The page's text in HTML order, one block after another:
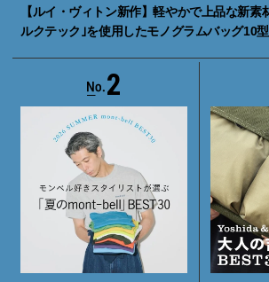
【ルイ・ヴィトン新作】軽やかで上品な新素
ルクテック｣を使用したモノグラムバッグ10
2